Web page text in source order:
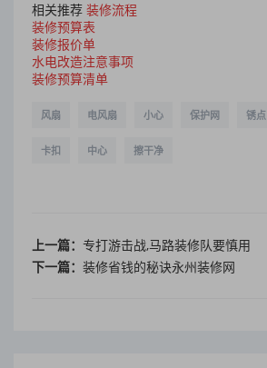
相关推荐 装修流程
装修预算表
装修报价单
水电改造注意事项
装修预算清单
风扇 电风扇 小心 保护网 锈点
卡扣 中心 擦干净
上一篇： 专打游击战,马路装修队要慎用
下一篇： 装修省钱的秘诀永州装修网